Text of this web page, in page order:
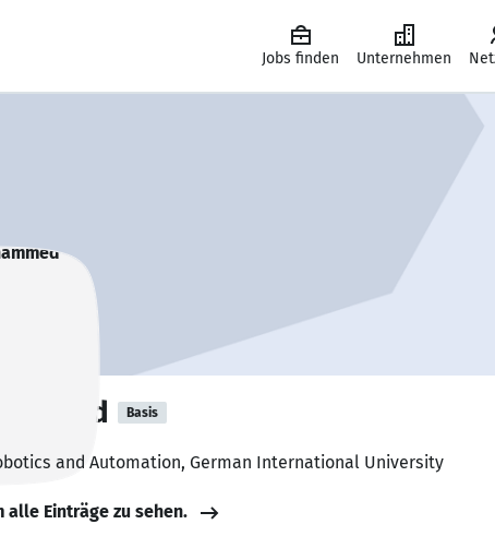
Jobs finden Unternehmen
Basis
and Automation, German International University
alle Einträge zu sehen.